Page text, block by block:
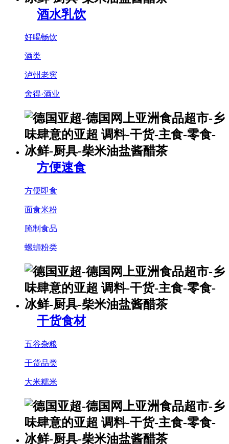
酒水乳饮
好喝畅饮
酒类
泸州老窖
舍得·酒业
方便速食
方便即食
面食米粉
腌制食品
螺蛳粉类
干货食材
五谷杂粮
干货品类
大米糯米